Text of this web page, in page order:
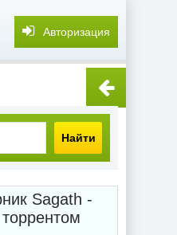
Авторизация
Найти
Sagath -